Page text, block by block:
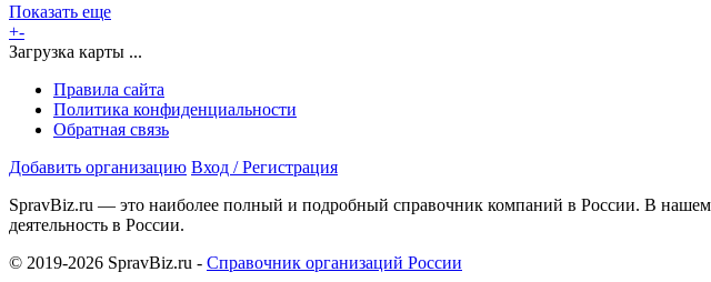
Показать еще
+-
Загрузка карты ...
Правила сайта
Политика конфиденциальности
Обратная связь
Добавить организацию Вход / Регистрация
SpravBiz.ru — это наиболее полный и подробный справочник компаний в России. В
деятельность в России.
© 2019-2026 SpravBiz.ru - Справочник организаций России